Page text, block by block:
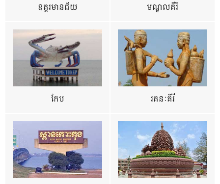
ឧត្ដរមានជ័យ មណ្ឌលគីរី
កែប រតនៈគីរី